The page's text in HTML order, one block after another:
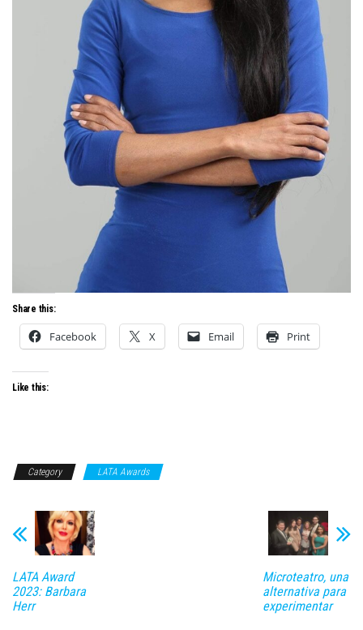
Share this:
Facebook X Email Print
Like this:
Category LATA Awards
LATA Award
2023: Barbara
Herr
Microteatro, una
alternativa para
experimentar